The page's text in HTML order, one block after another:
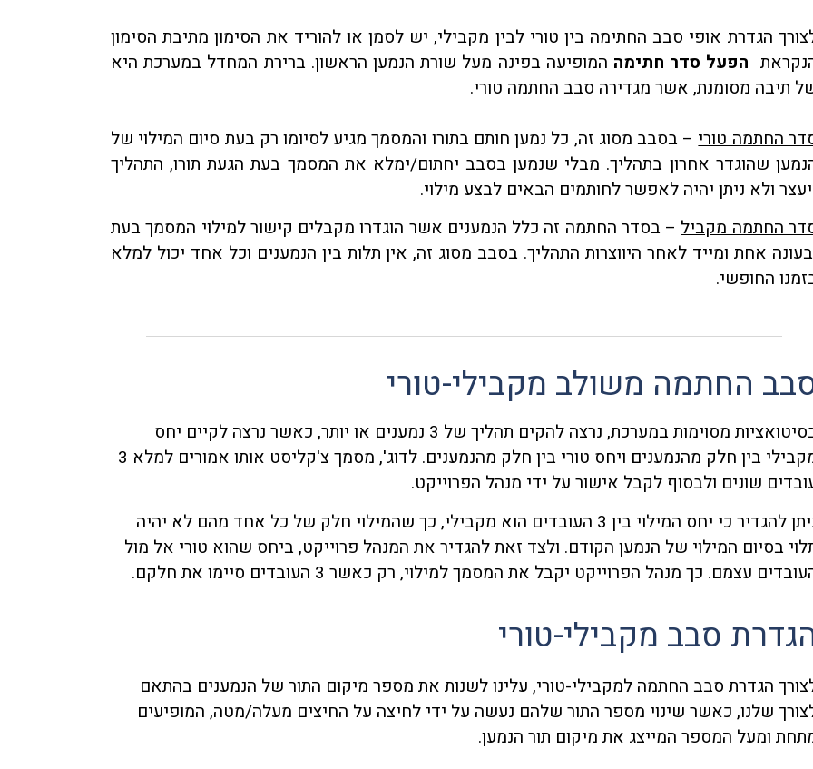
הגדרת אופי סבב החתימה בין טורי לבין מקבילי, יש לסמן או להוריד את הסימון מתיבת הסימון
הפעל סדר חתימה המופיעה בפינה מעל שורת הנמען הראשון. ברירת המחדל במערכת היא
תיבה מסומנת, אשר מגדירה סבב החתמה טורי.
החתמה טורי – בסבב מסוג זה, כל נמען חותם בתורו והמסמך מגיע לסיומו רק בעת סיום המילוי של
שהוגדר אחרון בתהליך. מבלי שנמען בסבב יחתום/ימלא את המסמך בעת הגעת תורו, התהליך
ולא ניתן יהיה לאפשר לחותמים הבאים לבצע מילוי.
החתמה מקביל– בסדר החתמה זה כלל הנמענים אשר הוגדרו מקבלים קישור למילוי המסמך בעת
אחת ומייד לאחר היווצרות התהליך. בסבב מסוג זה, אין תלות בין הנמענים וכל אחד יכול למלא
החופשי.
החתמה משולב מקבילי-טורי
בסיטואציות מסוימות במערכת, נרצה להקים תהליך של 3 נמענים או יותר, כאשר נרצה לקיים יחס
מקבילי בין חלק מהנמענים ויחס טורי בין חלק מהנמענים. לדוג', מסמך צ'קליסט אותו אמורים למלא 3
שונים ולבסוף לקבל אישור על ידי מנהל הפרוייקט.
ניתן להגדיר כי יחס המילוי בין 3 העובדים הוא מקבילי, כך שהמילוי חלק של כל אחד מהם לא יהיה
בסיום המילוי של הנמען הקודם. ולצד זאת להגדיר את המנהל פרוייקט, ביחס שהוא טורי אל מול
עצמם. כך מנהל הפרוייקט יקבל את המסמך למילוי, רק כאשר 3 העובדים סיימו את חלקם.
סבב מקבילי-טורי
הגדרת סבב החתמה למקבילי-טורי, עלינו לשנות את מספר מיקום התור של הנמענים בהתאם
שלנו, כאשר שינוי מספר התור שלהם נעשה על ידי לחיצה על החיצים מעלה/מטה, המופיעים
ומעל המספר המייצג את מיקום תור הנמען.